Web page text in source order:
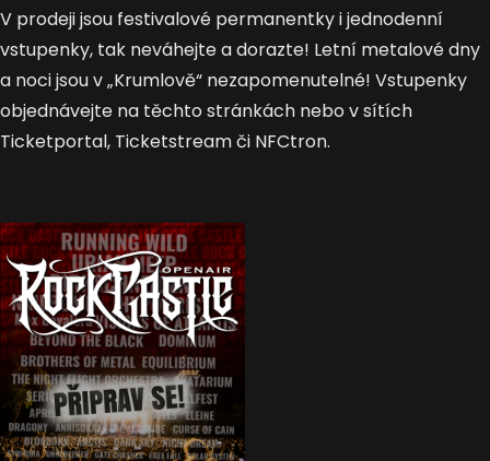
V prodeji jsou festivalové permanentky i jednodenní
vstupenky, tak neváhejte a dorazte! Letní metalové dny
a noci jsou v „Krumlově“ nezapomenutelné! Vstupenky
objednávejte na těchto stránkách nebo v sítích
Ticketportal, Ticketstream či NFCtron.